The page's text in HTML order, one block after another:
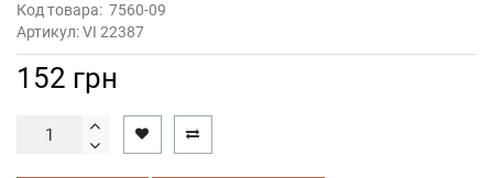
Код товара: 7560-09
Артикул: VI 22387
152 грн